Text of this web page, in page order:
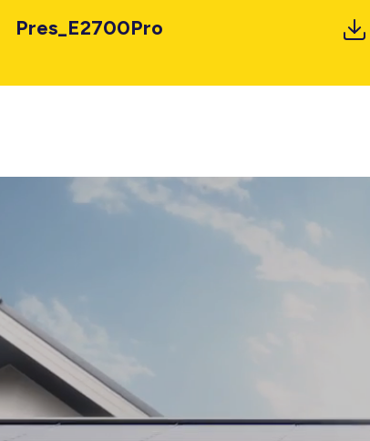
Pres_E2700Pro